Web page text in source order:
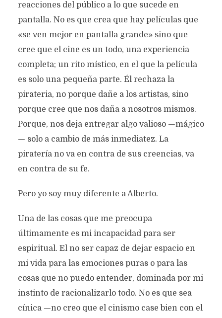
reacciones del público a lo que sucede en
pantalla. No es que crea que hay películas que
«se ven mejor en pantalla grande» sino que
cree que el cine es un todo, una experiencia
completa; un rito místico, en el que la película
es solo una pequeña parte. Él rechaza la
pirateria, no porque dañe a los artistas, sino
porque cree que nos daña a nosotros mismos.
Porque, nos deja entregar algo valioso —mágico
— solo a cambio de más inmediatez. La
piratería no va en contra de sus creencias, va
en contra de su fe.
Pero yo soy muy diferente a Alberto.
Una de las cosas que me preocupa
últimamente es mi incapacidad para ser
espiritual. El no ser capaz de dejar espacio en
mi vida para las emociones puras o para las
cosas que no puedo entender, dominada por mi
instinto de racionalizarlo todo. No es que sea
cínica —no creo que el cinismo case bien con el